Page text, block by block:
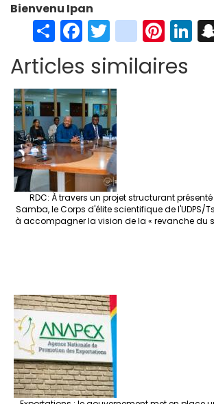
Bienvenu Ipan
S
h
ar
e
Fa
ce
b
o
o
k
T
wi
tt
er
in
st
ag
Pi
er
Li
Articles similaires
RDC: À travers un projet structurant présenté
Samba, le Corps d'élite scientifique de l'UDPS/
à accompagner la vision de la « revanche du